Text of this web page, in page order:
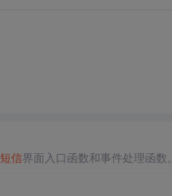
短信界面入口函数和事件处理函数。